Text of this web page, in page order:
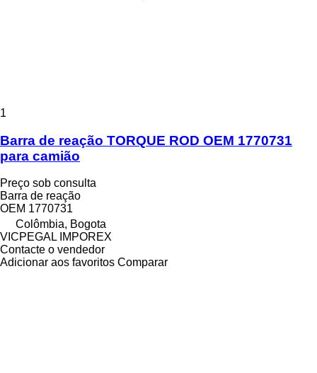
1
Barra de reação TORQUE ROD OEM 1770731
para camião
Preço sob consulta
Barra de reação
OEM 1770731
Colômbia, Bogota
VICPEGAL IMPOREX
Contacte o vendedor
Adicionar aos favoritos Comparar